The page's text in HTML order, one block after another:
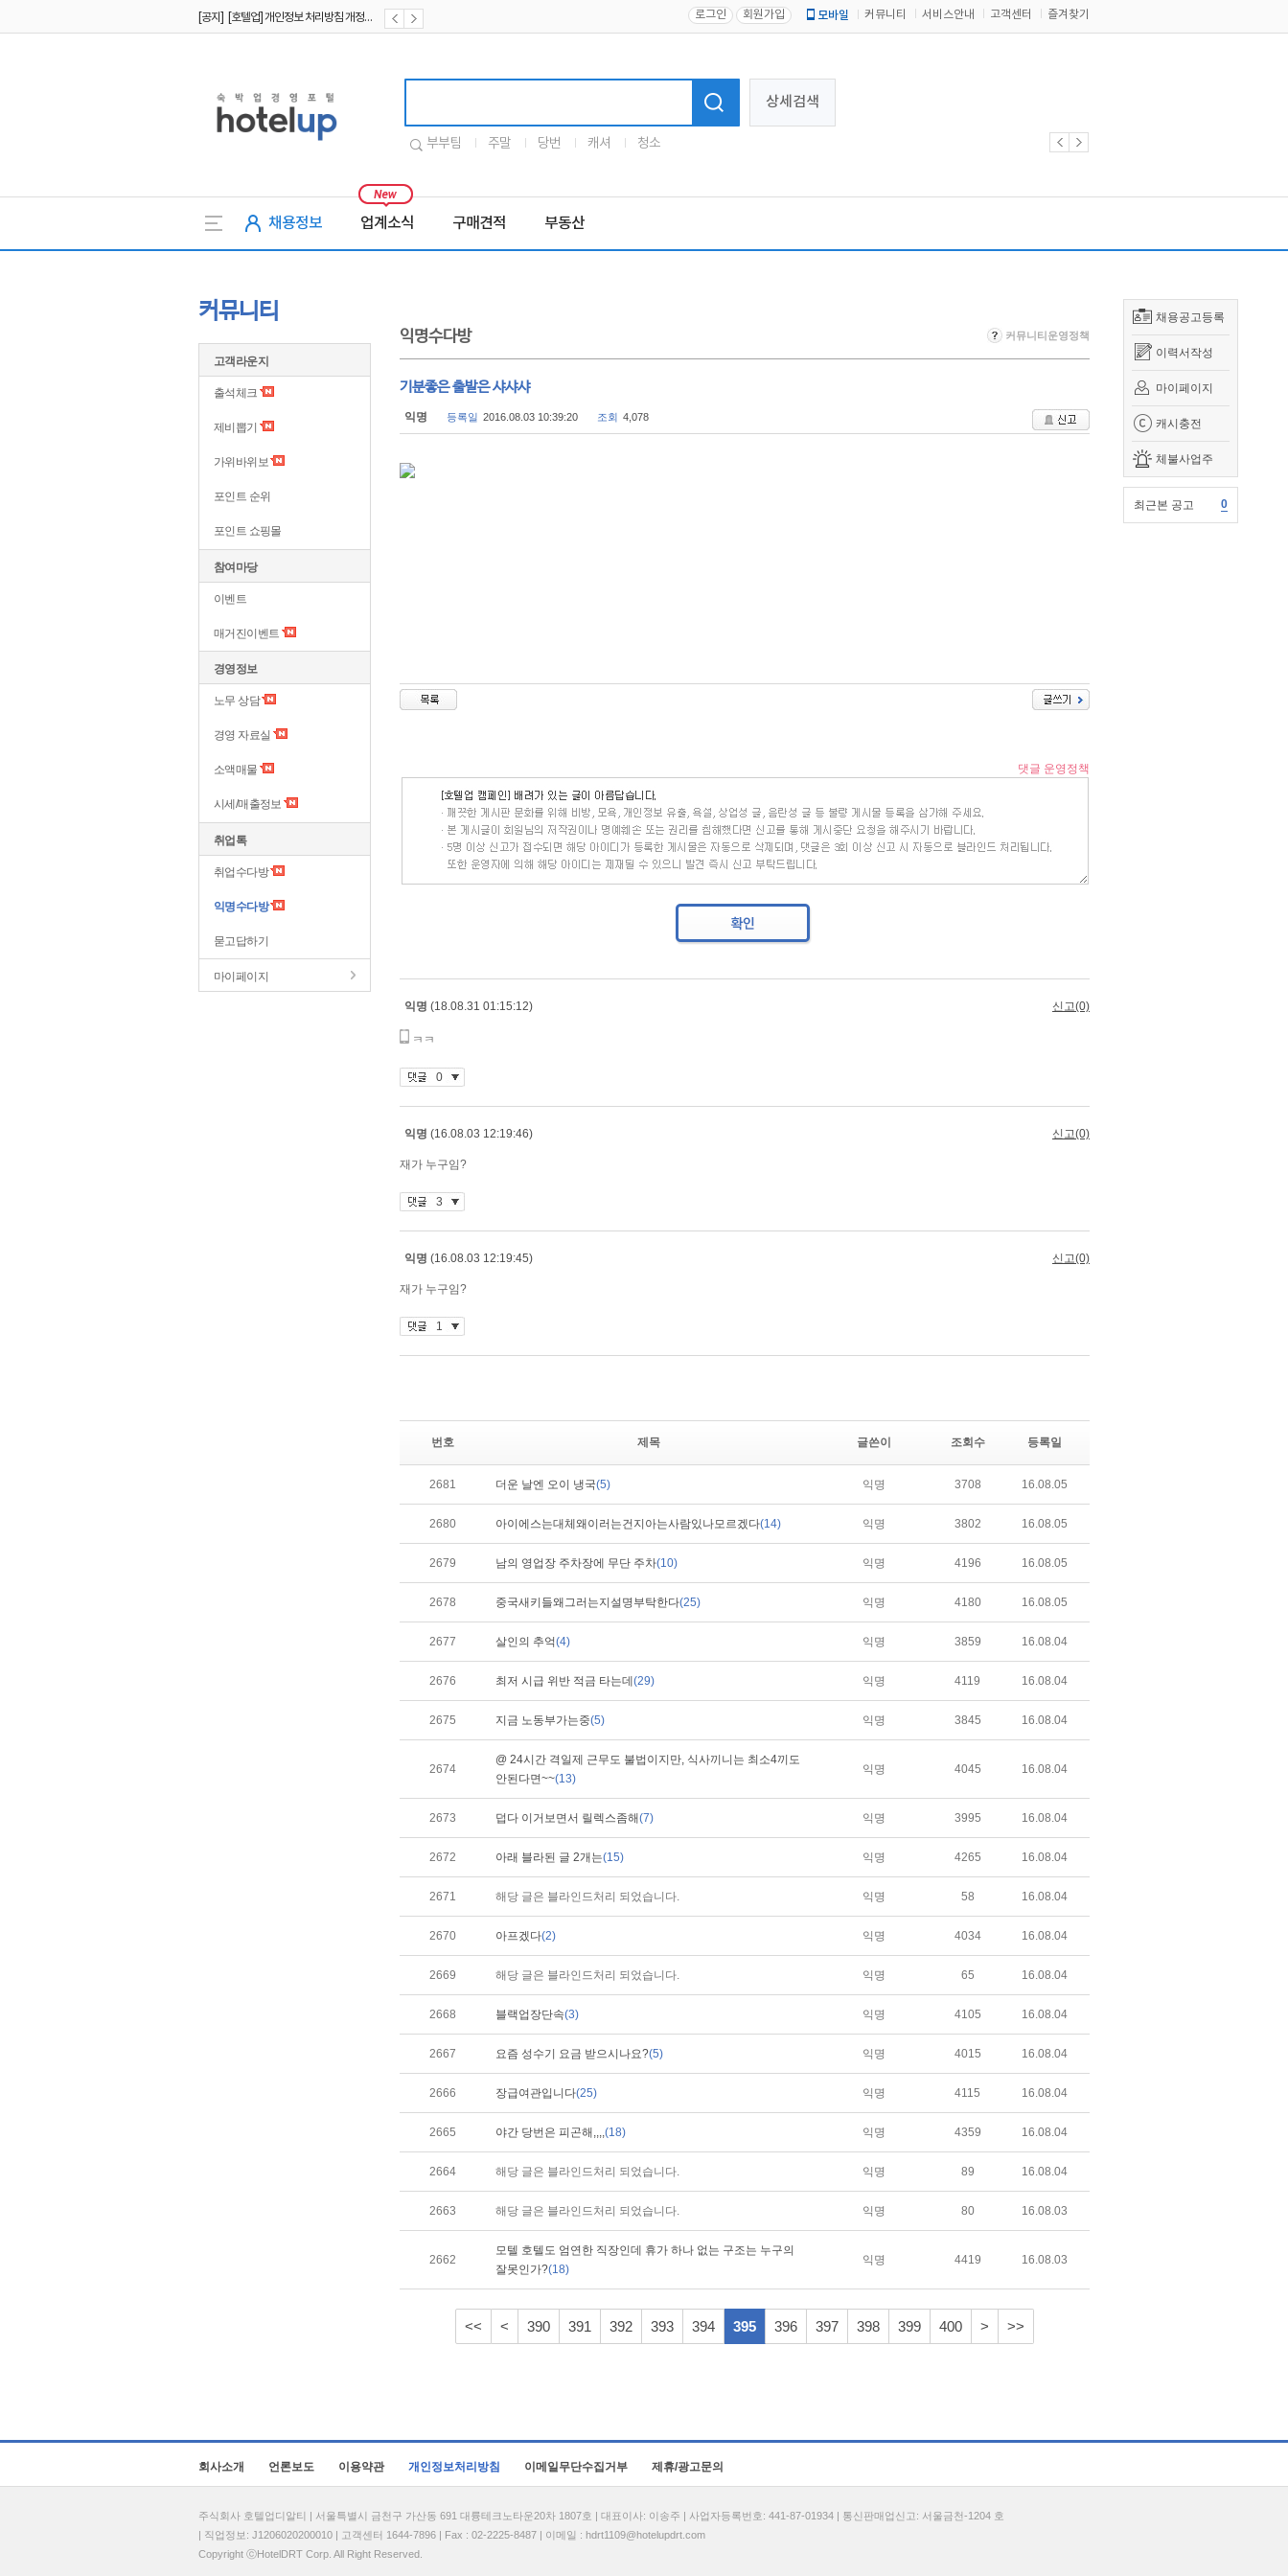
[공지] [호텔업] 개인정보 처리방침 개정본2 (19.09.02) 로그인 회원가입 모바일 커뮤니티 서비스안내 고객센터 즐겨찾기
상세검색
부부팀 주말 당번 캐셔 청소
채용정보 업계소식 구매견적 부동산
채용공고등록
이력서작성
마이페이지
캐시충전
체불사업주
최근본 공고 0
커뮤니티
고객라운지
출석체크
제비뽑기
가위바위보
포인트 순위
포인트 쇼핑몰
참여마당
이벤트
매거진이벤트
경영정보
노무 상담
경영 자료실
소액매물
시세/매출정보
취업톡
취업수다방
익명수다방
묻고답하기
마이페이지
익명수다방 커뮤니티운영정책
기분좋은 출발은 샤샤샤
익명 등록일 2016.08.03 10:39:20 조회 4,078
번호 제목 글쓴이 조회수 등록일
2681 더운 날엔 오이 냉국(5) 익명 3708 16.08.05
2680 아이에스는대체왜이러는건지아는사람있나모르겠다(14) 익명 3802 16.08.05
2679 남의 영업장 주차장에 무단 주차(10) 익명 4196 16.08.05
2678 중국새키들왜그러는지설명부탁한다(25) 익명 4180 16.08.05
2677 살인의 추억(4) 익명 3859 16.08.04
2676 최저 시급 위반 적금 타는데 (29) 익명 4119 16.08.04
2675 지금 노동부가는중(5) 익명 3845 16.08.04
2674
@ 24시간 격일제 근무도 불법이지만, 식사끼니는 최소4끼도
안된다면~~(13)
익명 4045 16.08.04
2673 덥다 이거보면서 릴렉스좀해(7) 익명 3995 16.08.04
2672 아래 블라된 글 2개는(15) 익명 4265 16.08.04
2671 해당 글은 블라인드처리 되었습니다. 익명 58 16.08.04
2670 아프겠다(2) 익명 4034 16.08.04
2669 해당 글은 블라인드처리 되었습니다. 익명 65 16.08.04
2668 블랙업장단속(3) 익명 4105 16.08.04
2667 요즘 성수기 요금 받으시나요?(5) 익명 4015 16.08.04
2666 장급여관입니다(25) 익명 4115 16.08.04
2665 야간 당번은 피곤해,,,,(18) 익명 4359 16.08.04
2664 해당 글은 블라인드처리 되었습니다. 익명 89 16.08.04
2663 해당 글은 블라인드처리 되었습니다. 익명 80 16.08.03
2662
모텔 호텔도 엄연한 직장인데 휴가 하나 없는 구조는 누구의
잘못인가?(18)
익명 4419 16.08.03
<< < 390 391 392 393 394 395 396 397 398 399 400 > >>
회사소개 언론보도 이용약관 개인정보처리방침 이메일무단수집거부 제휴/광고문의
주식회사 호텔업디알티 | 서울특별시 금천구 가산동 691 대륭테크노타운20차 1807호 | 대표이사: 이송주 | 사업자등록번호: 441-87-01934 | 통신판매업신고: 서울금천-1204 호
| 직업정보: J1206020200010 | 고객센터 1644-7896 | Fax : 02-2225-8487 | 이메일 : hdrt1109@hotelupdrt.com
Copyright ⓒHotelDRT Corp. All Right Reserved.